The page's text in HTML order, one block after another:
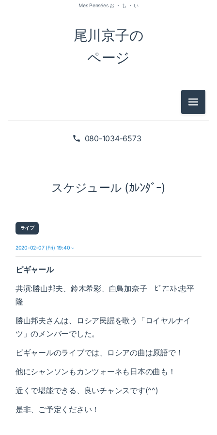
080-1034-6573
尾川京子の
ページ
Mes Pensées お ・ も ・ い
メニュ
スケジュール (ｶﾚﾝﾀﾞｰ)
ライブ
2020-02-07 (Fri) 19:40～
ピギャール
共演:勝山邦夫、鈴木希彩、白鳥加奈子 ﾋﾟｱﾆｽﾄ:忠平
隆
勝山邦夫さんは、ロシア民謡を歌う「ロイヤルナイ
ツ」のメンバーでした。
ピギャールのライブでは、ロシアの曲は原語で！
他にシャンソンもカンツォーネも日本の曲も！
近くで堪能できる、良いチャンスです(^^)
是非、ご予定ください！